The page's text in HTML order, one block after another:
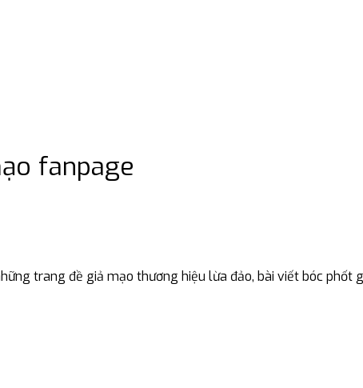
fanpage
trang đề giả mạo thương hiệu lừa đảo, bài viết bóc phốt